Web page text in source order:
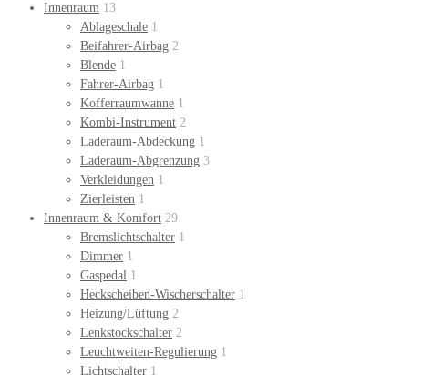
Innenraum 13
Ablageschale 1
Beifahrer-Airbag 2
Blende 1
Fahrer-Airbag 1
Kofferraumwanne 1
Kombi-Instrument 2
Laderaum-Abdeckung 1
Laderaum-Abgrenzung 3
Verkleidungen 1
Zierleisten 1
Innenraum & Komfort 29
Bremslichtschalter 1
Dimmer 1
Gaspedal 1
Heckscheiben-Wischerschalter 1
Heizung/Lüftung 2
Lenkstockschalter 2
Leuchtweiten-Regulierung 1
Lichtschalter 1